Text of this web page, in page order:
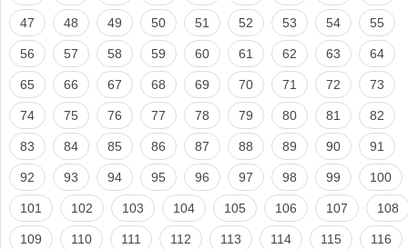
47 48 49 50 51 52 53 54 55
56 57 58 59 60 61 62 63 64
65 66 67 68 69 70 71 72 73
74 75 76 77 78 79 80 81 82
83 84 85 86 87 88 89 90 91
92 93 94 95 96 97 98 99 100
101 102 103 104 105 106 107 108
109 110 111 112 113 114 115 116